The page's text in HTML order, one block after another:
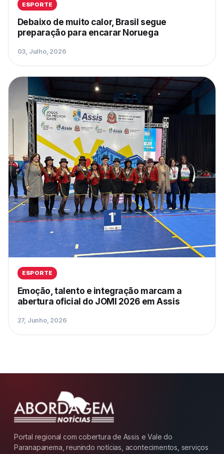
ESPORTE
Debaixo de muito calor, Brasil segue
preparação para encarar Noruega
03, Julho, 2026
ESPORTE
Emoção, talento e integração marcam a
abertura oficial do JOMI 2026 em Assis
27, Junho, 2026
Portal regional com cobertura de Assis e Vale do
Paranapanema, reunindo notícias, acontecimentos, serviços